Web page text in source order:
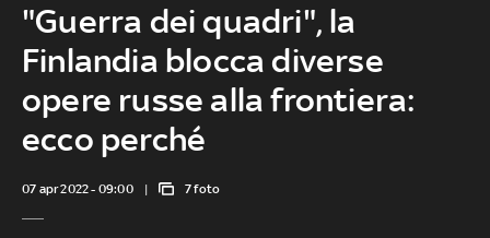
"Guerra dei quadri", la
Finlandia blocca diverse
opere russe alla frontiera:
ecco perché
07 apr 2022 - 09:00 7 foto